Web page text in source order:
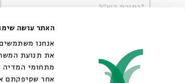
האתר עושה
את תנועת
מתחומי המדיה
אחר שסיפקתם
*כתובת דוא"ל